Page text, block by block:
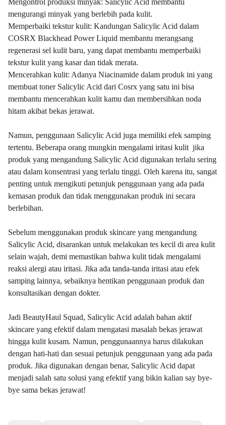
Mengontrol produksi minyak: Salicylic Acid membantu
mengurangi minyak yang berlebih pada kulit.
Memperbaiki tekstur kulit: Kandungan Salicylic Acid dalam
COSRX Blackhead Power Liquid membantu merangsang
regenerasi sel kulit baru, yang dapat membantu memperbaiki
tekstur kulit yang kasar dan tidak merata.
Mencerahkan kulit: Adanya Niacinamide dalam produk ini yang
membuat toner Salicylic Acid dari Cosrx yang satu ini bisa
membantu mencerahkan kulit kamu dan membersihkan noda
hitam akibat bekas jerawat.
Namun, penggunaan Salicylic Acid juga memiliki efek samping
tertentu. Beberapa orang mungkin mengalami iritasi kulit jika
produk yang mengandung Salicylic Acid digunakan terlalu sering
atau dalam konsentrasi yang terlalu tinggi. Oleh karena itu, sangat
penting untuk mengikuti petunjuk penggunaan yang ada pada
kemasan produk dan tidak menggunakan produk ini secara
berlebihan.
Sebelum menggunakan produk skincare yang mengandung
Salicylic Acid, disarankan untuk melakukan tes kecil di area kulit
selain wajah, demi memastikan bahwa kulit tidak mengalami
reaksi alergi atau iritasi. Jika ada tanda-tanda iritasi atau efek
samping lainnya, sebaiknya hentikan penggunaan produk dan
konsultasikan dengan dokter.
Jadi BeautyHaul Squad, Salicylic Acid adalah bahan aktif
skincare yang efektif dalam mengatasi masalah bekas jerawat
hingga kulit kusam. Namun, penggunaannya harus dilakukan
dengan hati-hati dan sesuai petunjuk penggunaan yang ada pada
produk. Jika digunakan dengan benar, Salicylic Acid dapat
menjadi salah satu solusi yang efektif yang bikin kalian say bye-
bye sama bekas jerawat!